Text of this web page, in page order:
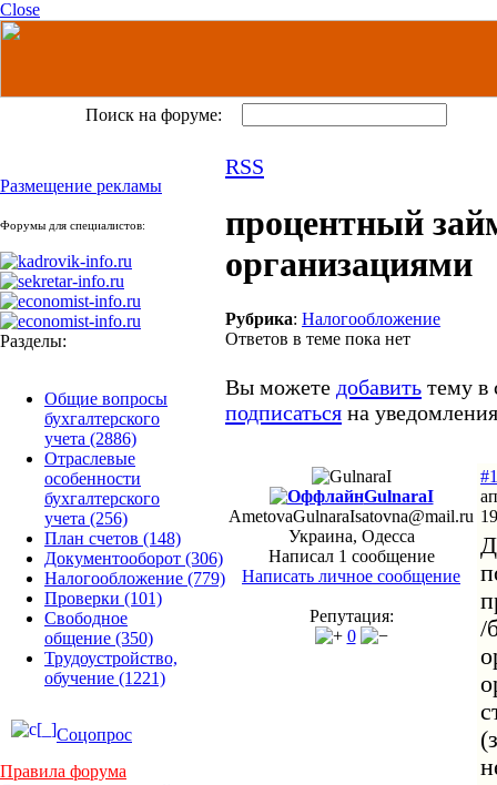
Close
Поиск на форуме:
Размещение рекламы
Форумы для специалистов:
Разделы:
Общие вопросы
бухгалтерского
учета (2886)
Отраслевые
особенности
бухгалтерского
учета (256)
План счетов (148)
Документооборот (306)
Налогообложение (779)
Проверки (101)
Свободное
общение (350)
Трудоустройство,
обучение (1221)
Соцопрос
Правила форума
RSS
процентный
организациями
Рубрика: Налогообложение
Ответов в теме пока нет
Вы можете добавить тему в
подписаться на
GulnaraI
AmetovaGulnaraIsatovna@mail.ru
Украина, Одесса
Написал 1 сообщение
Написать личное сообщение
Репутация:
0
/